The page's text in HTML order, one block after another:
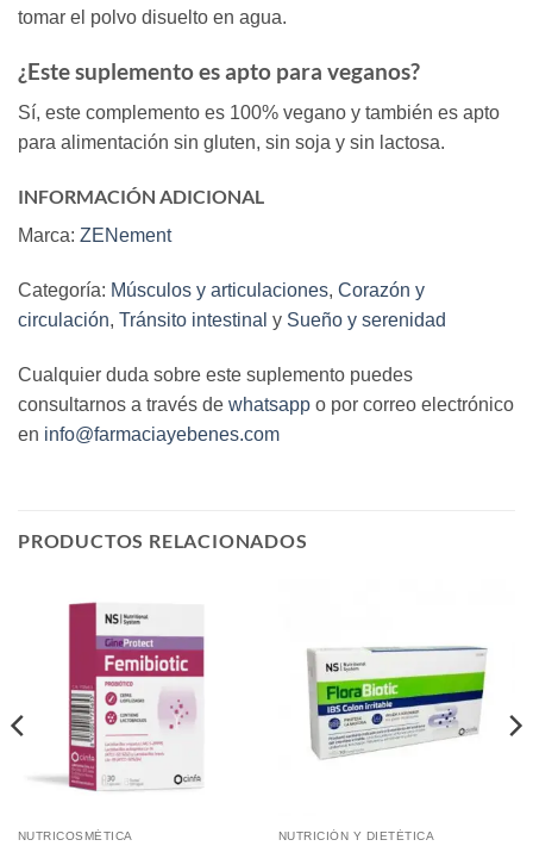
tomar el polvo disuelto en agua.
¿Este suplemento es apto para veganos?
Sí, este complemento es 100% vegano y también es apto
para alimentación sin gluten, sin soja y sin lactosa.
INFORMACIÓN ADICIONAL
Marca: ZENement
Categoría: Músculos y articulaciones, Corazón y
circulación, Tránsito intestinal y Sueño y serenidad
Cualquier duda sobre este suplemento puedes
consultarnos a través de whatsapp o por correo electrónico
en info@farmaciayebenes.com
PRODUCTOS RELACIONADOS
NUTRICOSMÉTICA NUTRICIÓN Y DIETÉTICA